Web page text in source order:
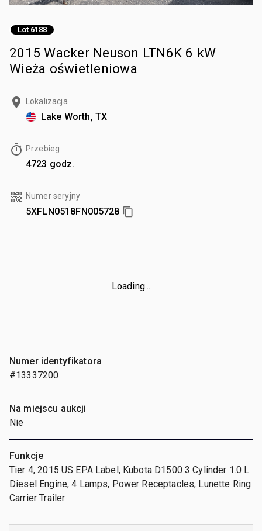
Lot 6188
2015 Wacker Neuson LTN6K 6 kW
Wieża oświetleniowa
Lokalizacja
Lake Worth, TX
Przebieg
4723 godz.
Numer seryjny
5XFLN0518FN005728
Loading...
Numer identyfikatora
#13337200
Na miejscu aukcji
Nie
Funkcje
Tier 4, 2015 US EPA Label, Kubota D1500 3 Cylinder 1.0 L
Diesel Engine, 4 Lamps, Power Receptacles, Lunette Ring
Carrier Trailer